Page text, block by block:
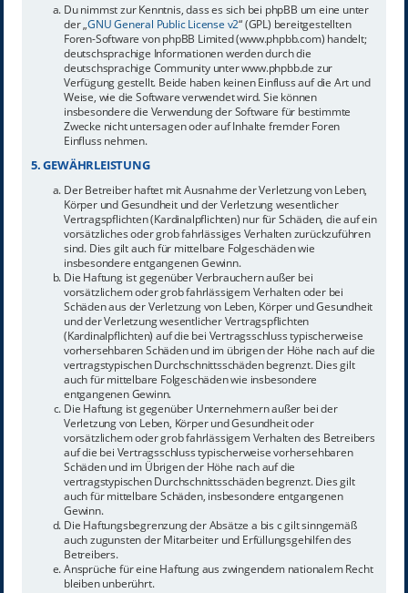
Du nimmst zur Kenntnis, dass es sich bei phpBB um eine unter
der „GNU General Public License v2“ (GPL) bereitgestellten
Foren-Software von phpBB Limited (www.phpbb.com) handelt;
deutschsprachige Informationen werden durch die
deutschsprachige Community unter www.phpbb.de zur
Verfügung gestellt. Beide haben keinen Einfluss auf die Art und
Weise, wie die Software verwendet wird. Sie können
insbesondere die Verwendung der Software für bestimmte
Zwecke nicht untersagen oder auf Inhalte fremder Foren
Einfluss nehmen.
5. GEWÄHRLEISTUNG
Der Betreiber haftet mit Ausnahme der Verletzung von Leben,
Körper und Gesundheit und der Verletzung wesentlicher
Vertragspflichten (Kardinalpflichten) nur für Schäden, die auf ein
vorsätzliches oder grob fahrlässiges Verhalten zurückzuführen
sind. Dies gilt auch für mittelbare Folgeschäden wie
insbesondere entgangenen Gewinn.
Die Haftung ist gegenüber Verbrauchern außer bei
vorsätzlichem oder grob fahrlässigem Verhalten oder bei
Schäden aus der Verletzung von Leben, Körper und Gesundheit
und der Verletzung wesentlicher Vertragspflichten
(Kardinalpflichten) auf die bei Vertragsschluss typischerweise
vorhersehbaren Schäden und im übrigen der Höhe nach auf die
vertragstypischen Durchschnittsschäden begrenzt. Dies gilt
auch für mittelbare Folgeschäden wie insbesondere
entgangenen Gewinn.
Die Haftung ist gegenüber Unternehmern außer bei der
Verletzung von Leben, Körper und Gesundheit oder
vorsätzlichem oder grob fahrlässigem Verhalten des Betreibers
auf die bei Vertragsschluss typischerweise vorhersehbaren
Schäden und im Übrigen der Höhe nach auf die
vertragstypischen Durchschnittsschäden begrenzt. Dies gilt
auch für mittelbare Schäden, insbesondere entgangenen
Gewinn.
Die Haftungsbegrenzung der Absätze a bis c gilt sinngemäß
auch zugunsten der Mitarbeiter und Erfüllungsgehilfen des
Betreibers.
Ansprüche für eine Haftung aus zwingendem nationalem Recht
bleiben unberührt.